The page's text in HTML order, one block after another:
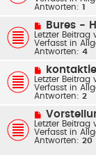
t
r
g
e
B
e
i
t
r
g
Antworten: 1
e
u
e
B
e
i
t
r
g
Bures -
Letzter Beitrag
Verfasst in
Antworten: 4
e
u
e
B
i
t
r
Letzter Beitrag
Verfasst in
Antworten: 2
N
e
u
e
Letzter Beitrag
Verfasst in
Antworten: 20